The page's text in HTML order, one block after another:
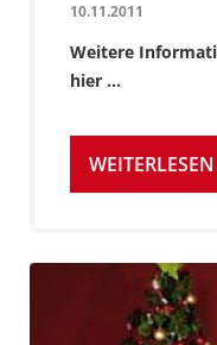
10.11.2011
Weitere
hier ...
WEITERLESEN